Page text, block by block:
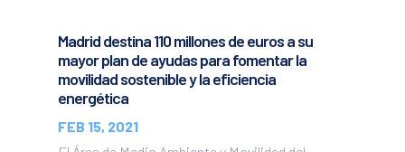
Madrid destina 110 millones de euros a su
mayor plan de ayudas para fomentar la
movilidad sostenible y la eficiencia
energética
FEB 15, 2021